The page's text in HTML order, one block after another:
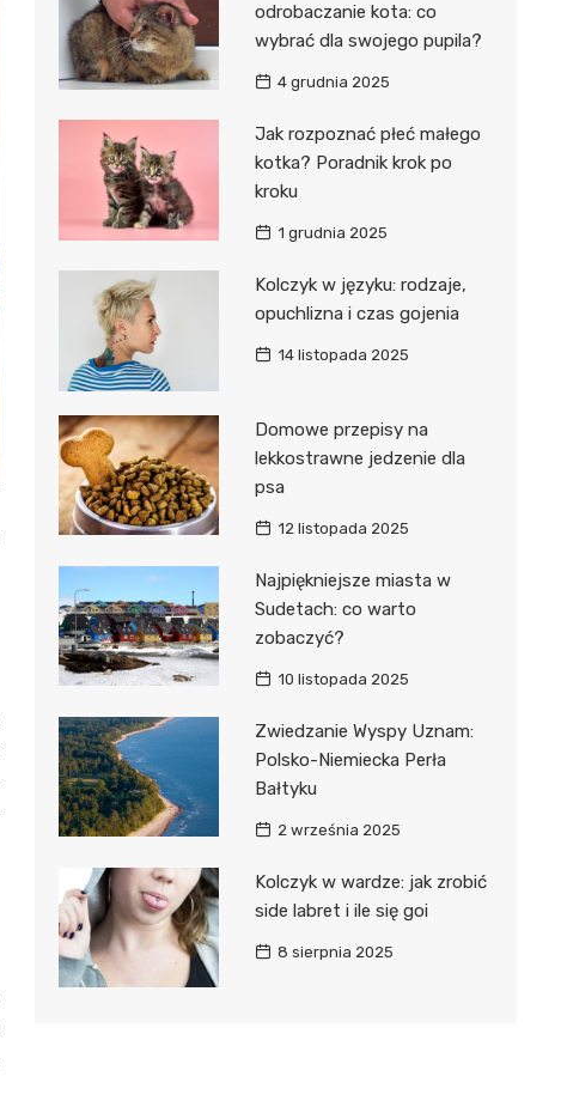
odrobaczanie kota: co
wybrać dla swojego pupila?
4 grudnia 2025
Jak rozpoznać płeć małego
kotka? Poradnik krok po
kroku
1 grudnia 2025
Kolczyk w języku: rodzaje,
opuchlizna i czas gojenia
14 listopada 2025
Domowe przepisy na
lekkostrawne jedzenie dla
psa
12 listopada 2025
Najpiękniejsze miasta w
Sudetach: co warto
zobaczyć?
10 listopada 2025
Zwiedzanie Wyspy Uznam:
Polsko-Niemiecka Perła
Bałtyku
2 września 2025
Kolczyk w wardze: jak zrobić
side labret i ile się goi
8 sierpnia 2025